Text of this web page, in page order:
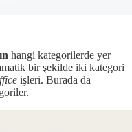
hangi kategorilerde yer
bir şekilde iki kategori
işleri. Burada da